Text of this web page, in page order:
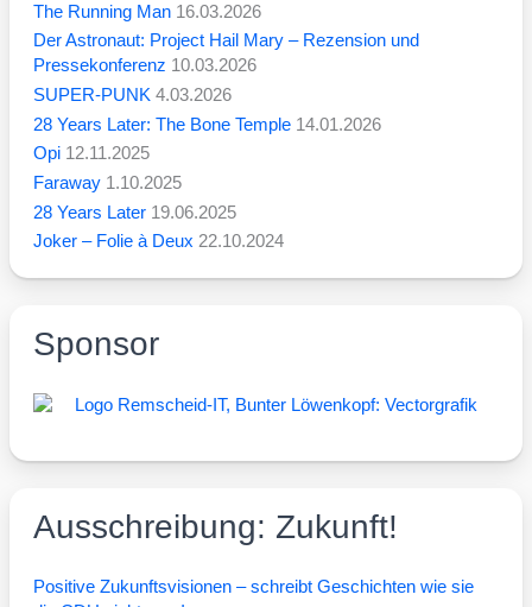
The Running Man 16.03.2026
Der Astronaut: Project Hail Mary – Rezension und
Pressekonferenz 10.03.2026
SUPER-PUNK 4.03.2026
28 Years Later: The Bone Temple 14.01.2026
Opi 12.11.2025
Faraway 1.10.2025
28 Years Later 19.06.2025
Joker – Folie à Deux 22.10.2024
Sponsor
Ausschreibung: Zukunft!
Posi­ti­ve Zukunfts­vi­sio­nen – schreibt Geschich­ten wie sie